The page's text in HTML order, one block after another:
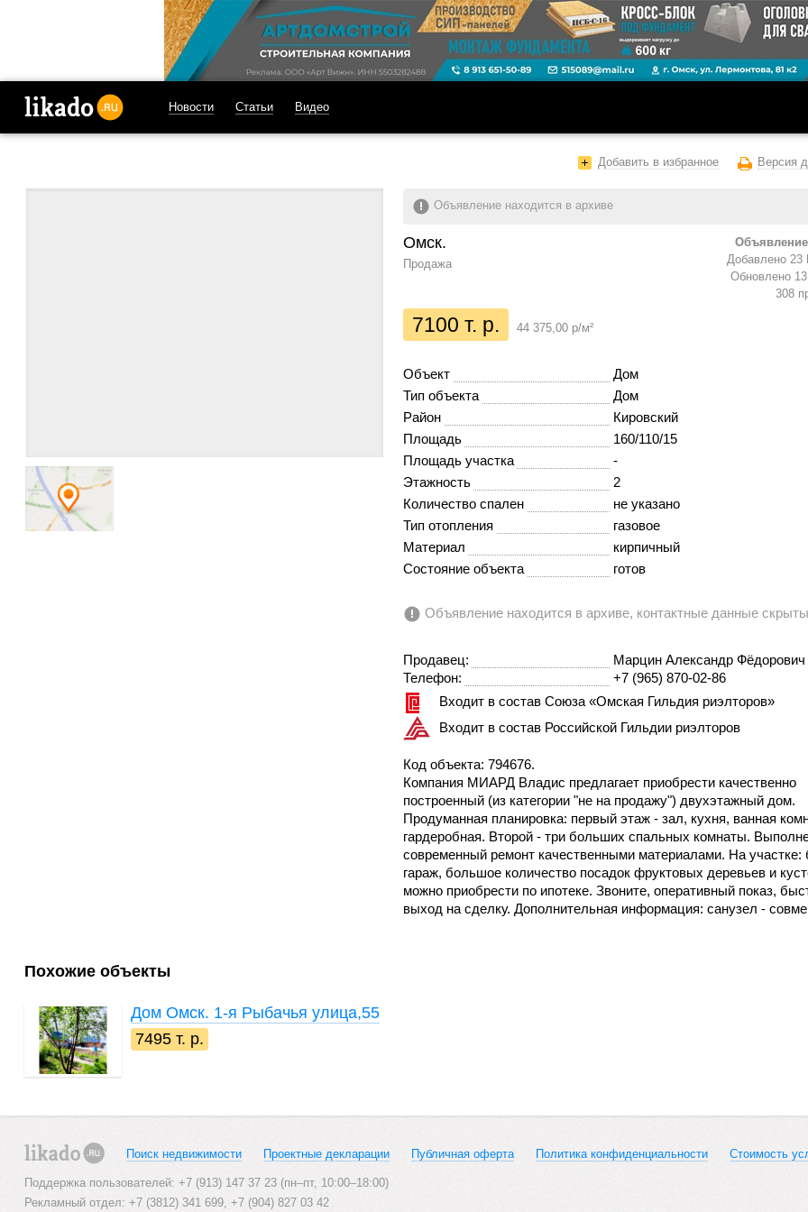
Новости Статьи Видео
Добавить в избранное Версия
Объявление находится в архиве
Добавлено 23
Обновлено
308
Продажа
Омск.
7100 т. р. 44 375,00 р/м²
Объект
Дом
Тип объекта
Дом
Район
Кировский
Площадь
160/110/15
Площадь участка
-
Этажность
2
Количество спален
не указано
Тип отопления
газовое
Материал
кирпичный
Состояние объекта
готов
Объявление находится в архиве, контактные данные скрыты
Продавец:
Марцин Александр Фёдорович
Телефон:
+7 (965) 870-02-86
Входит в состав Союза «Омская Гильдия риэлторов»
Входит в состав Российской Гильдии риэлторов
Код объекта: 794676.
Компания МИАРД Владис предлагает приобрести качественно
построенный (из категории "не на продажу") двухэтажный дом.
Продуманная планировка: первый этаж - зал, кухня, ванная
гардеробная. Второй - три больших спальных комнаты.
современный ремонт качественными материалами. На участке:
гараж, большое количество посадок фруктовых деревьев и
можно приобрести по ипотеке. Звоните, оперативный показ,
выход на сделку. Дополнительная информация: санузел -
Похожие объекты
Дом Омск. 1-я Рыбачья улица,55
7495 т. р.
Поиск недвижимости Проектные декларации Публичная оферта Политика конфиденциальности Стоимость
Поддержка пользователей: +7 (913) 147 37 23 (пн–пт, 10:00–18:00)
Рекламный отдел: +7 (3812) 341 699, +7 (904) 827 03 42